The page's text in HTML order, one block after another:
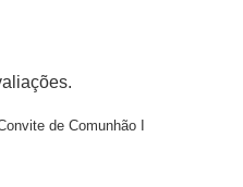
de Comunhão I